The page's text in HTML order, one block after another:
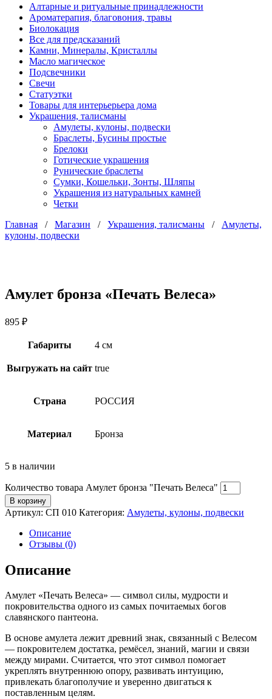
Алтарные и ритуальные принадлежности
Ароматерапия, благовония, травы
Биолокация
Все для предсказаний
Камни, Минералы, Кристаллы
Масло магическое
Подсвечники
Свечи
Статуэтки
Товары для интерьерьера дома
Украшения, талисманы
Амулеты, кулоны, подвески
Браслеты, Бусины простые
Брелоки
Готические украшения
Рунические браслеты
Сумки, Кошельки, Зонты, Шляпы
Украшения из натуральных камней
Четки
Главная / Магазин / Украшения, талисманы / Амулеты,
кулоны, подвески
Амулет бронза «Печать Велеса»
895 ₽
Габариты 4 см
Выгружать на сайт true
Страна РОССИЯ
Материал Бронза
5 в наличии
Количество товара Амулет бронза "Печать Велеса"
В корзину
Артикул: СП 010 Категория: Амулеты, кулоны, подвески
Описание
Отзывы (0)
Описание
Амулет «Печать Велеса» — символ силы, мудрости и
покровительства одного из самых почитаемых богов
славянского пантеона.
В основе амулета лежит древний знак, связанный с Велесом
— покровителем достатка, ремёсел, знаний, магии и связи
между мирами. Считается, что этот символ помогает
укреплять внутреннюю опору, развивать интуицию,
привлекать благополучие и уверенно двигаться к
поставленным целям.